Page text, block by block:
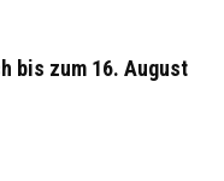
bis zum 16. August